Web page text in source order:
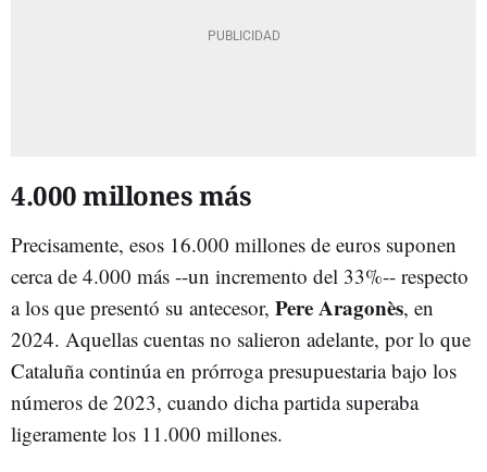
4.000 millones más
Precisamente, esos 16.000 millones de euros suponen
cerca de 4.000 más --un incremento del 33%-- respecto
a los que presentó su antecesor, Pere Aragonès, en
2024. Aquellas cuentas no salieron adelante, por lo que
Cataluña continúa en prórroga presupuestaria bajo los
números de 2023, cuando dicha partida superaba
ligeramente los 11.000 millones.